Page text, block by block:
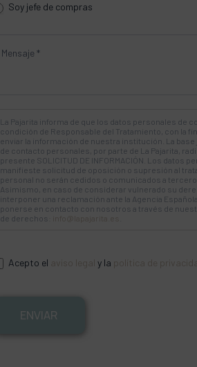
Soy jefe de compras
La Pajarita informa de que los datos personales de
condición de Responsable del Tratamiento, con la
enviar la información de nuestra institución. La
de contacto personales, por parte de La Pajarita,
presente SOLICITUD DE INFORMACIÓN. Los
manifieste solicitud de oposición o supresión al
personal no serán cedidos o comunicados a
Asimismo, en caso de considerar vulnerado su
interponer una reclamación ante la Agencia
ponerse en contacto con nosotros a través de
de derechos:
Acepto el y la
ENVIAR